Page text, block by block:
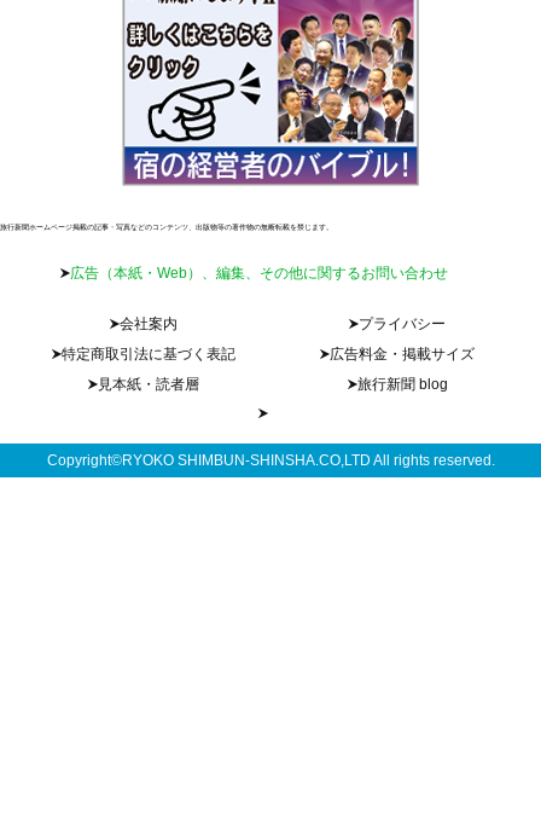
旅行新聞ホームページ掲載の記事・写真などのコンテンツ、出版物等の著作物の無断転載を禁じます。
広告（本紙・Web）、編集、その他に関するお問い合わせ
会社案内
プライバシー
特定商取引法に基づく表記
広告料金・掲載サイズ
見本紙・読者層
旅行新聞 blog
Copyright©RYOKO SHIMBUN-SHINSHA.CO,LTD All rights reserved.